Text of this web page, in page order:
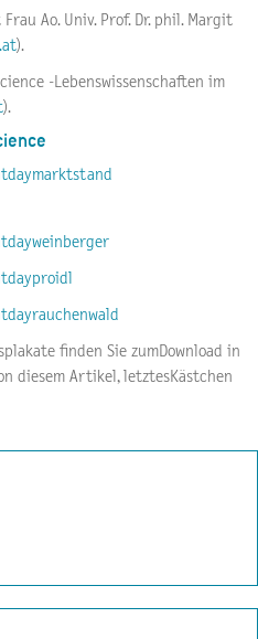
Ao. Univ. Prof. Dr. phil. Margit
).
-Lebenswissenschaften im
).
finden Sie zumDownload in
diesem Artikel, letztesKästchen